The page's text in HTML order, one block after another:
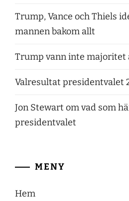
Trump, Vance och Thiels
mannen bakom allt
Trump vann inte majoritet
Valresultat presidentvalet
Jon Stewart om vad som
presidentvalet
MENY
Hem